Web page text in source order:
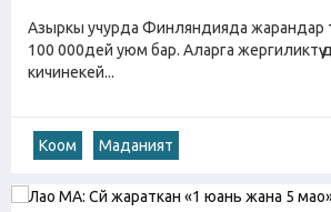
Азыркы учурда Финляндияда жарандар
100 000дей уюм бар. Аларга жергиликтүү
кичинекей...
Коом Маданият